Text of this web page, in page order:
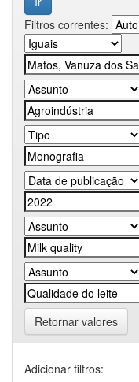
Filtros correntes:
Retornar valores
Adicionar filtros: